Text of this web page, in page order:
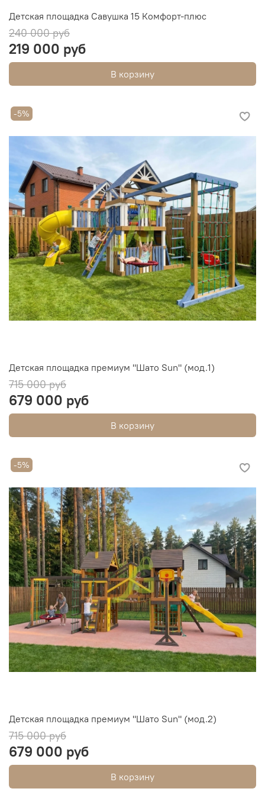
Детская площадка Савушка 15 Комфорт-плюс
240 000 руб
219 000 руб
В корзину
-5%
Детская площадка премиум "Шато Sun" (мод.1)
715 000 руб
679 000 руб
В корзину
-5%
Детская площадка премиум "Шато Sun" (мод.2)
715 000 руб
679 000 руб
В корзину